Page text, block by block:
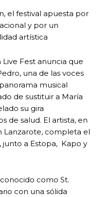
el festival apuesta por
y por un
artística
Live Fest anuncia que
una de las voces
musical
de sustituir a María
su gira
de salud. El artista, en
Lanzarote, completa el
junto a Estopa, Kapo y
como St.
con una sólida